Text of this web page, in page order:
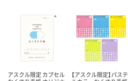
アスクル限定 カプセル
【アスクル限定】パステ